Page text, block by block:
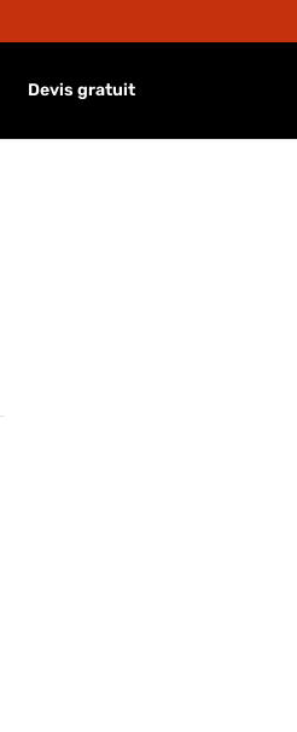
Devis gratuit